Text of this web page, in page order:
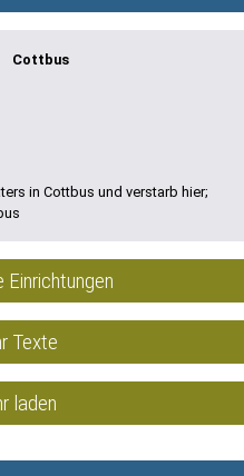
Cottbus
in Cottbus und verstarb hier;
Einrichtungen
Texte
laden